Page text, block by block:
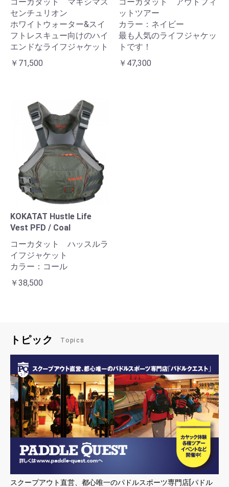
センチュリオン
ホワイトウォーター&スイ
フトレスキュー向けのハイ
エンドなライフジャケット
￥71,500
ットツアー
カラー：ネイビー
最も人気のライフジャケッ
トです！
￥47,300
KOKATAT Hustle Life
Vest PFD / Coal
コーカタット ハッスルラ
イフジャケット
カラー：コール
￥38,500
トピック Topics
スクープアウト直営、都心唯一のパドルスポーツ専門店[パドル